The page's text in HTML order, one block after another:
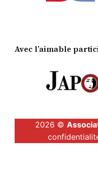
Avec l’aimable
2026 ©